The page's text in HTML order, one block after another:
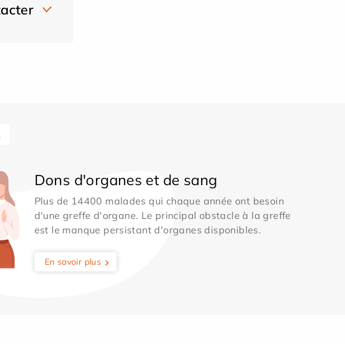
Dons d'organes et de sang
Plus de 14400 malades qui chaque année ont besoin
d'une greffe d'organe. Le principal obstacle à la greffe
est le manque persistant d'organes disponibles.
En savoir plus